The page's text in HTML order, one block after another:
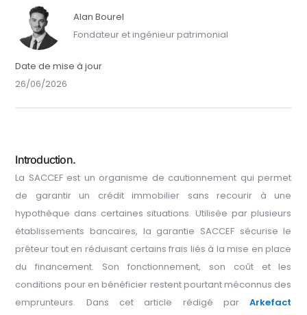
Alan Bourel
Fondateur et ingénieur patrimonial
Date de mise à jour
26/06/2026
Introduction.
La SACCEF est un organisme de cautionnement qui permet
de garantir un crédit immobilier sans recourir à une
hypothèque dans certaines situations. Utilisée par plusieurs
établissements bancaires, la garantie SACCEF sécurise le
prêteur tout en réduisant certains frais liés à la mise en place
du financement. Son fonctionnement, son coût et les
conditions pour en bénéficier restent pourtant méconnus des
emprunteurs. Dans cet article rédigé parArkefact